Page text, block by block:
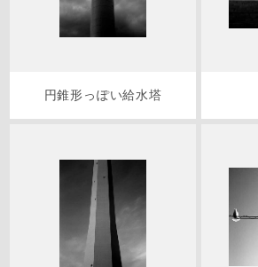
円錐形っぽい給水塔